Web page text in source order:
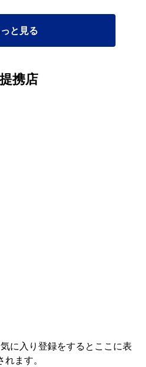
と見る
携店
に入り登録をすると ここに表
れます。